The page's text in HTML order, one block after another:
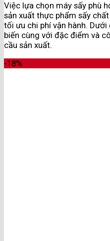
Việc lựa chọn máy sấy phù
sản xuất thực phẩm sấy
tối ưu chi phí vận hành.
biến cùng với đặc điểm và
cầu sản xuất.
-18%